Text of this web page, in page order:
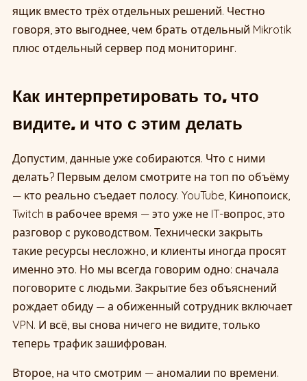
ящик вместо трёх отдельных решений. Честно
говоря, это выгоднее, чем брать отдельный Mikrotik
плюс отдельный сервер под мониторинг.
Как интерпретировать то, что
видите, и что с этим делать
Допустим, данные уже собираются. Что с ними
делать? Первым делом смотрите на топ по объёму
— кто реально съедает полосу. YouTube, Кинопоиск,
Twitch в рабочее время — это уже не IT-вопрос, это
разговор с руководством. Технически закрыть
такие ресурсы несложно, и клиенты иногда просят
именно это. Но мы всегда говорим одно: сначала
поговорите с людьми. Закрытие без объяснений
рождает обиду — а обиженный сотрудник включает
VPN. И всё, вы снова ничего не видите, только
теперь трафик зашифрован.
Второе, на что смотрим — аномалии по времени.